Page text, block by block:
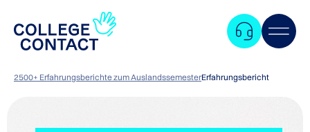
2500+ Erfahrungsberichte zum AuslandssemesterErfahrungsbericht